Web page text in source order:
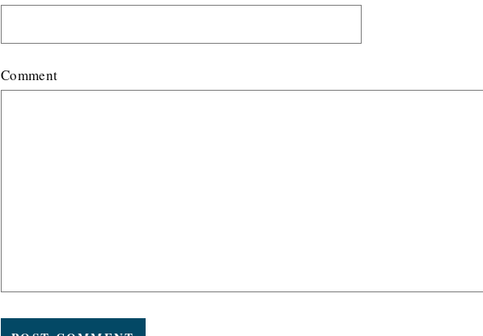
Comment